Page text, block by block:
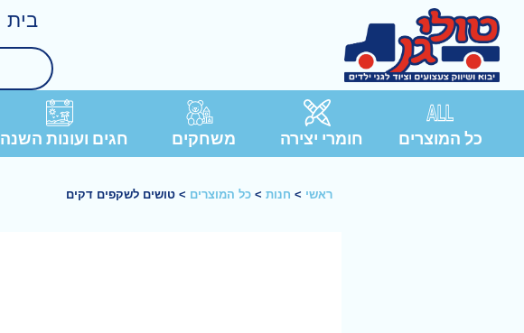
בית
כל המוצרים חומרי יצירה משחקים חגים ועונות השנה
ראשי > חנות> כל המוצרים > טושים לשקפים דקים